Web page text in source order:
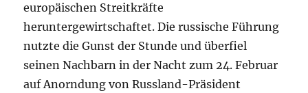
europäischen Streitkräfte
heruntergewirtschaftet. Die russische Führung
nutzte die Gunst der Stunde und überfiel
seinen Nachbarn in der Nacht zum 24. Februar
auf Anorndung von Russland-Präsident